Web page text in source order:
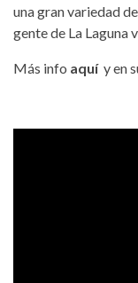
una gran variedad
gente de La Laguna
Más info aquí y en